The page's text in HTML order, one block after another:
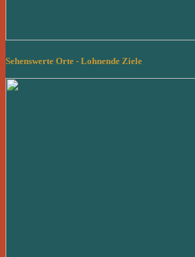
Sehenswerte Orte - Lohnende Ziele